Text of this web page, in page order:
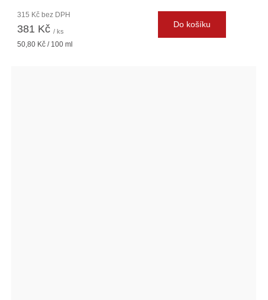
315 Kč bez DPH
381 Kč / ks
Měrná
50,80 Kč / 100 ml
Do košíku